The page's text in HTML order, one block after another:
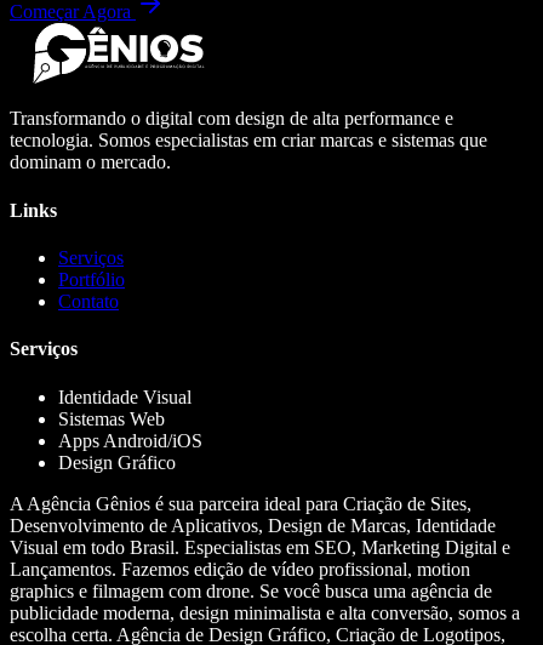
Começar Agora
Transformando o digital com design de alta performance e
tecnologia. Somos especialistas em criar marcas e sistemas que
dominam o mercado.
Links
Serviços
Portfólio
Contato
Serviços
Identidade Visual
Sistemas Web
Apps Android/iOS
Design Gráfico
A Agência Gênios é sua parceira ideal para Criação de Sites,
Desenvolvimento de Aplicativos, Design de Marcas, Identidade
Visual em todo Brasil. Especialistas em SEO, Marketing Digital e
Lançamentos. Fazemos edição de vídeo profissional, motion
graphics e filmagem com drone. Se você busca uma agência de
publicidade moderna, design minimalista e alta conversão, somos a
escolha certa. Agência de Design Gráfico, Criação de Logotipos,